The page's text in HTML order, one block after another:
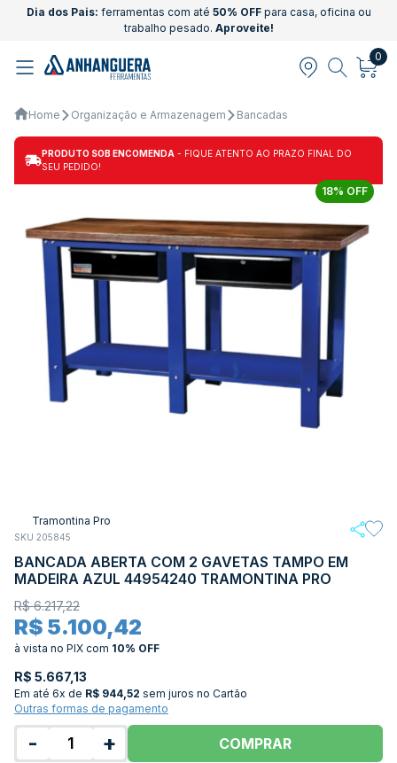
Dia dos Pais: ferramentas com até 50% OFFpara casa, oficina ou
trabalho pesado. Aproveite!
0
Home Organização e Armazenagem Bancadas
PRODUTO SOB ENCOMENDA - FIQUE ATENTO AO PRAZO FINAL DO
SEU PEDIDO!
18% OFF
Tramontina Pro
SKU 205845
BANCADA ABERTA COM 2 GAVETAS TAMPO EM
MADEIRA AZUL 44954240 TRAMONTINA PRO
R$ 6.217,22
R$ 5.100,42
à vista no PIX com 10% OFF
R$ 5.667,13
Em até 6x de R$ 944,52 sem juros no Cartão
Outras formas de pagamento
- + COMPRAR